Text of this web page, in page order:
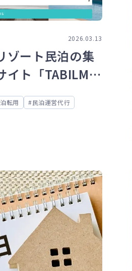
2026.03.13
ゾート民泊の集
イト「TABILMO
？
転用 民泊運営代行